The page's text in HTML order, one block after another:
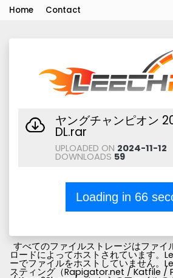
Home Contact
ヤングチャンピオン
DL.rar
UPLOADED ON 2024-11-12
DOWNLOADS 59
Loading in 66
すべてのファイルストレージはファイ
ロードによってホストされています。
ーでファイルをホストしていません。
スティング（Rapigator.net / Katfile /